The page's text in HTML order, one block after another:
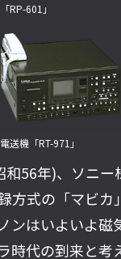
「RP-601」
電送機「RT-971」
和56年)、ソニー
方式の「マビカ
ンはいよいよ磁
時代の到来と考